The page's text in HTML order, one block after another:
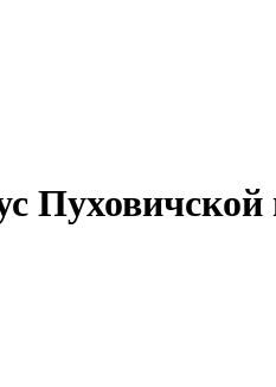
Пуховичской